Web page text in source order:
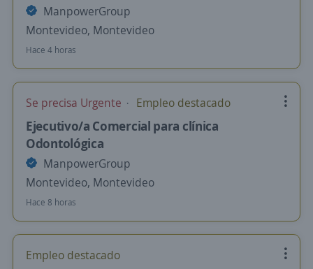
ManpowerGroup
Montevideo, Montevideo
Hace 4 horas
Se precisa Urgente Empleo destacado
Ejecutivo/a Comercial para clínica
Odontológica
ManpowerGroup
Montevideo, Montevideo
Hace 8 horas
Empleo destacado